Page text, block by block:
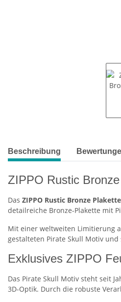
weitere Registerkarten anzeigen
Beschreibung
ZIPPO Rustic
Das ZIPPO Rustic Bronze
detailreiche Bronze-Plakette mit
Mit einer weltweiten Limitierung
gestalteten Pirate Skull Motiv
Exklusives ZIPPO
Das Pirate Skull Motiv steht seit
3D-Optik. Durch die robuste